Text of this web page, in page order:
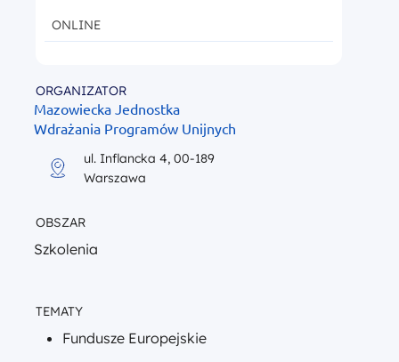
OBSZAR
Szkolenia
TEMATY
Fundusze Europejskie
ONLINE
ORGANIZATOR
Mazowiecka Jednostka
Wdrażania Programów Unijnych
ul. Inflancka 4, 00-189
Warszawa